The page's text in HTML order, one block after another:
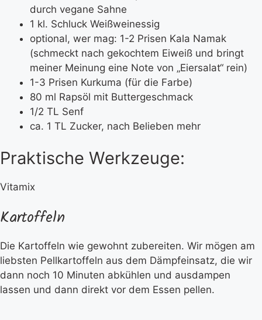
durch vegane Sahne
1 kl. Schluck Weißweinessig
optional, wer mag: 1-2 Prisen Kala Namak
(schmeckt nach gekochtem Eiweiß und bringt
meiner Meinung eine Note von „Eiersalat“ rein)
1-3 Prisen Kurkuma (für die Farbe)
80 ml Rapsöl mit Buttergeschmack
1/2 TL Senf
ca. 1 TL Zucker, nach Belieben mehr
Praktische Werkzeuge:
Vitamix
Kartoffeln
Die Kartoffeln wie gewohnt zubereiten. Wir mögen am
liebsten Pellkartoffeln aus dem Dämpfeinsatz, die wir
dann noch 10 Minuten abkühlen und ausdampen
lassen und dann direkt vor dem Essen pellen.